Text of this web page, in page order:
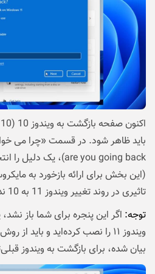
(این بخش برای ارائه بازخورد به
تاثیری در روند تغییر ویندوز 11 به 10 ندارد).
توجه:
ویندوز ۱۱ را نصب کرده‌اید و
بیان شده، برای بازگشت به ویندوز